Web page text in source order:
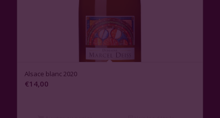
Alsace blanc 2020
€14,00